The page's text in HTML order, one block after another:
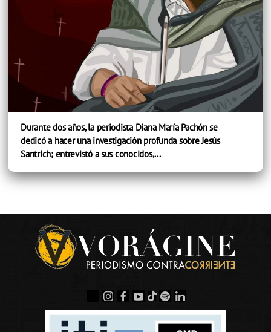
Durante dos años, la periodista Diana María Pachón se
dedicó a hacer una investigación profunda sobre Jesús
Santrich; entrevistó a sus conocidos,...